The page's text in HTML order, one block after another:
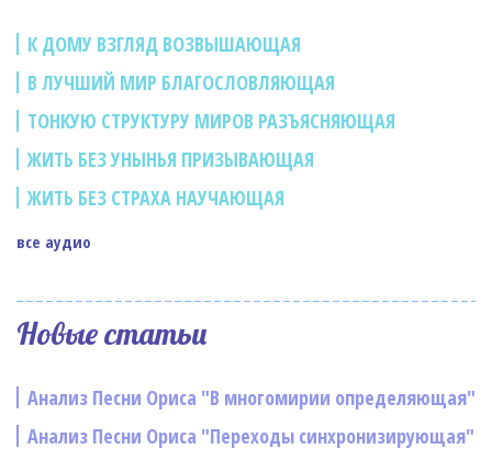
К ДОМУ ВЗГЛЯД ВОЗВЫШАЮЩАЯ
В ЛУЧШИЙ МИР БЛАГОСЛОВЛЯЮЩАЯ
ТОНКУЮ СТРУКТУРУ МИРОВ РАЗЪЯСНЯЮЩАЯ
ЖИТЬ БЕЗ УНЫНЬЯ ПРИЗЫВАЮЩАЯ
ЖИТЬ БЕЗ СТРАХА НАУЧАЮЩАЯ
все аудио
Новые статьи
Анализ Песни Ориса "В многомирии определяющая"
Анализ Песни Ориса "Переходы синхронизирующая"